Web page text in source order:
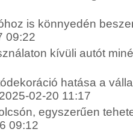
is könnyedén
09:22
kívüli autót
hatása a
02-20 11:17
egyszerűen
09:12